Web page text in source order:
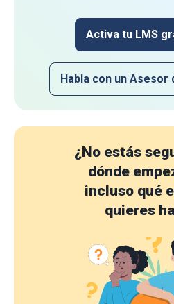
Activa tu LMS
Habla con un Asesor
¿No estás
dónde
incluso qué
quieres